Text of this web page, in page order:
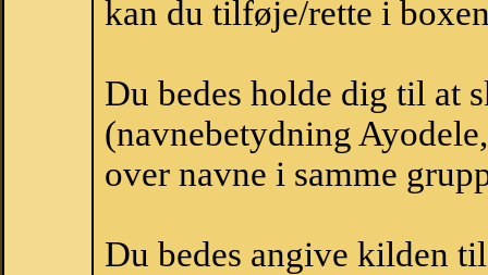
kan du tilføje/rette i
Du bedes holde dig til at
(navnebetydning
over navne i samme
Du bedes angive kilden